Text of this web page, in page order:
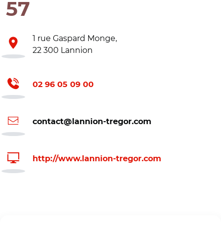
57
1 rue Gaspard Monge,
22 300 Lannion
02 96 05 09 00
contact@lannion-tregor.com
http://www.lannion-tregor.com